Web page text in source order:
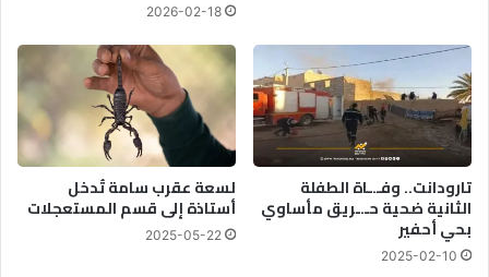
2026-02-18
تارودانت.. وفـ.ـاة الطفلة
الثانية ضحية حـ.ـريق مأساوي
بحي أحفير
2025-02-10
لسعة عقرب سامة تُدخل
أستاذة إلى قسم المستعجلات
2025-05-22